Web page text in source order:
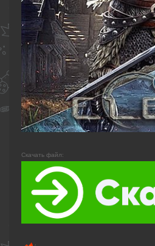
Скачать файл: